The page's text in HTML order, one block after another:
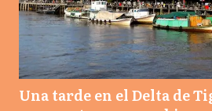
Una tarde en el Delta de